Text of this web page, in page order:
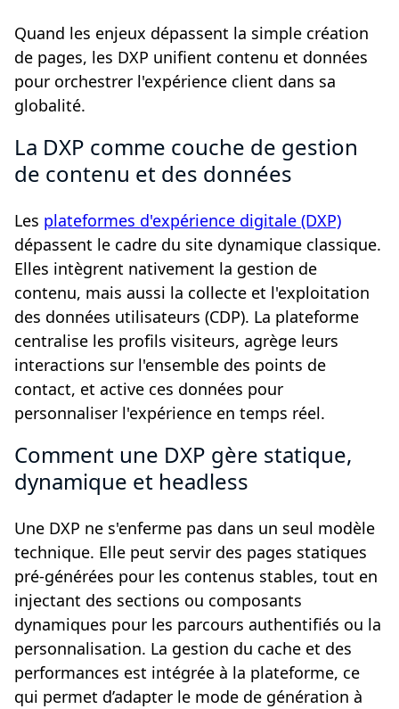
Quand les enjeux dépassent la simple création
de pages, les DXP unifient contenu et données
pour orchestrer l'expérience client dans sa
globalité.
La DXP comme couche de gestion
de contenu et des données
Les plateformes d'expérience digitale (DXP)
dépassent le cadre du site dynamique classique.
Elles intègrent nativement la gestion de
contenu, mais aussi la collecte et l'exploitation
des données utilisateurs (CDP). La plateforme
centralise les profils visiteurs, agrège leurs
interactions sur l'ensemble des points de
contact, et active ces données pour
personnaliser l'expérience en temps réel.
Comment une DXP gère statique,
dynamique et headless
Une DXP ne s'enferme pas dans un seul modèle
technique. Elle peut servir des pages statiques
pré-générées pour les contenus stables, tout en
injectant des sections ou composants
dynamiques pour les parcours authentifiés ou la
personnalisation. La gestion du cache et des
performances est intégrée à la plateforme, ce
qui permet d’adapter le mode de génération à